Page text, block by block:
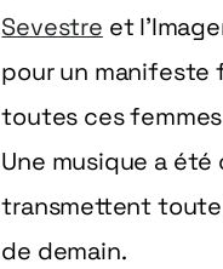
Sevestre et
pour un manifeste
toutes ces
Une musique a
transmettent
de demain.